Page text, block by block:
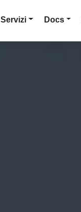
Servizi Docs